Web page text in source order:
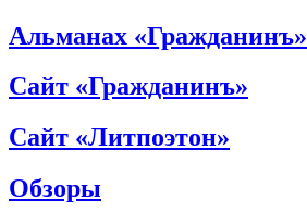
Альманах «Гражданинъ»
Сайт «Гражданинъ»
Сайт «Литпоэтон»
Обзоры